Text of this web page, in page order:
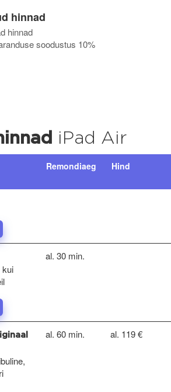
hinnad
hinnad
soodustus 10%
iPad Air
Remondiaeg Hind
kui
al. 30 min.
al. 60 min. al. 119 €